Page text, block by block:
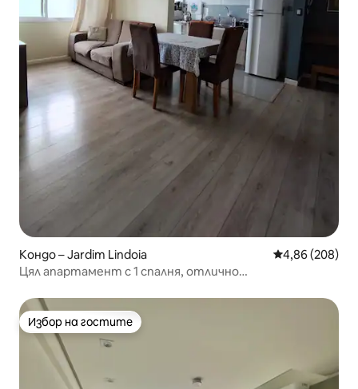
Кондо – Jardim Lindoia Средна
4,86 (208)
Цял апартамент с 1 спалня, отлично
Избор на гостите
Избор на гостите